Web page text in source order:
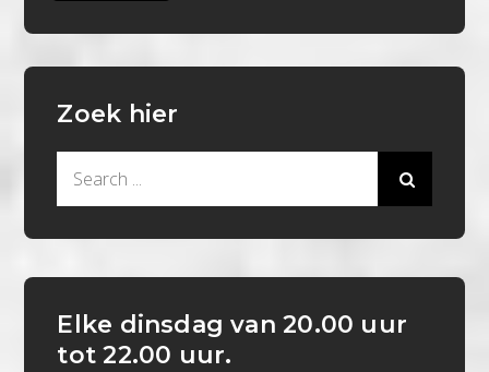
Zoek hier
Elke dinsdag van 20.00 uur
tot 22.00 uur.